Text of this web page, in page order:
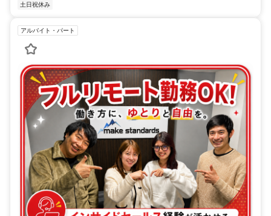
土日祝休み
アルバイト・パート